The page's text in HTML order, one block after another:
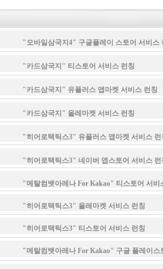
지4" 구글플레이 스토어 서비스
지" 티스토어 서비스 런칭
지" 유플러스 앱마켓 서비스 런칭
지" 올레마켓 서비스 런칭
틱스3" 유플러스 앱마켓 서비스 런
틱스3" 네이버 앱스토어 서비스 런
레나 For Kakao" 티스토어 서비스
틱스3" 올레마켓 서비스 런칭
틱스3" 티스토어 서비스 런칭
레나 For Kakao" 구글 플레이스토어